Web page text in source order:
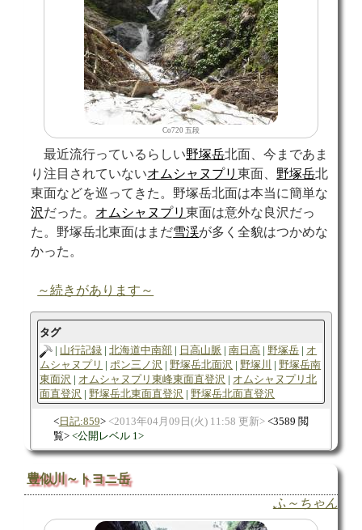
Co720 五段
最近流行っているらしい野塚岳北面、今まであま
り注目されていないオムシャヌプリ東面、 野塚岳北
東面などを巡ってきた。野塚岳北面は本当に簡単な
沢だった。 オムシャヌプリ東面は意外な良沢だっ
た。野塚岳北東面はまだ雪渓が多く全貌はつかめな
かった。
～続きがあります～
タグ
山行記録
北海道中南部 日高山脈 南日高 野塚岳
オ
ムシャヌプリ
ポン三ノ沢 野塚岳北面沢 野塚川
野塚岳南
東面沢
オムシャヌプリ東峰東面直登沢
オムシャヌプリ北
面直登沢
野塚岳北東面直登沢 野塚岳北面直登沢
日記:859 2013年04月09日(火) 11:58 更新
3589 閲
覧
公開レベル 1
豊似川～トヨニ岳
ふ～ちゃん